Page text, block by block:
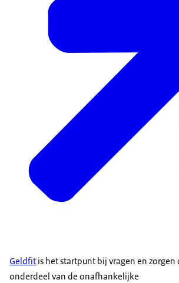
Geldfit is het startpunt bij vragen en zorgen
onderdeel van de onafhankelijke